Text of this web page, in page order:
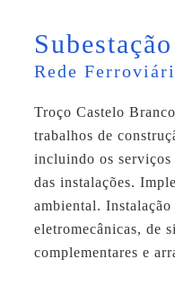
Rede
Troço Castelo
trabalhos de
incluindo os serviços
das instalações.
ambiental. Instalação
eletromecânicas, de
complementares e